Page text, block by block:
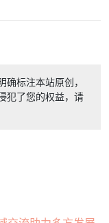
标注本站原创，
犯了您的权益，请